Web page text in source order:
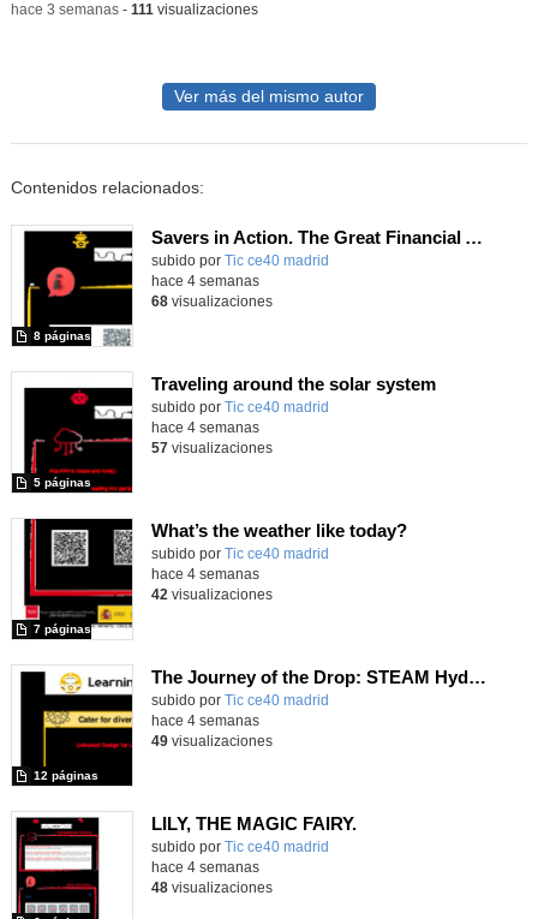
-hace 3 semanas- 111 visualizaciones
Ver más del mismo autor
Contenidos relacionados:
Savers in Action. The Great Financial Adventure.
subido por Tic ce40 madrid
8 páginas
hace 4 semanas
68visualizaciones
Traveling around the solar system
subido por Tic ce40 madrid
5 páginas
hace 4 semanas
57visualizaciones
What’s the weather like today?
subido por Tic ce40 madrid
7 páginas
hace 4 semanas
42 visualizaciones
The Journey of the Drop: STEAM Hydrological Cycle
subido por Tic ce40 madrid
12 páginas
hace 4 semanas
49visualizaciones
LILY, THE MAGIC FAIRY.
subido por Tic ce40 madrid
hace 4 semanas
48visualizaciones